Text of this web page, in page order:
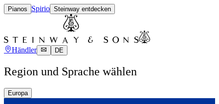
Pianos Spirio Steinway entdecken
Händler DE
Region und Sprache wählen
Europa